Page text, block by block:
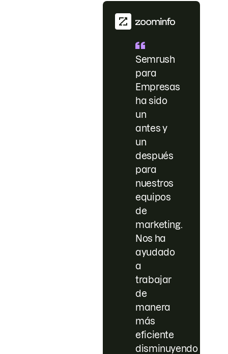
Semrush
para
Empresas
ha sido
un
antes y
un
después
para
nuestros
equipos
de
marketing.
Nos ha
ayudado
a
trabajar
de
manera
más
eficiente
disminuyendo